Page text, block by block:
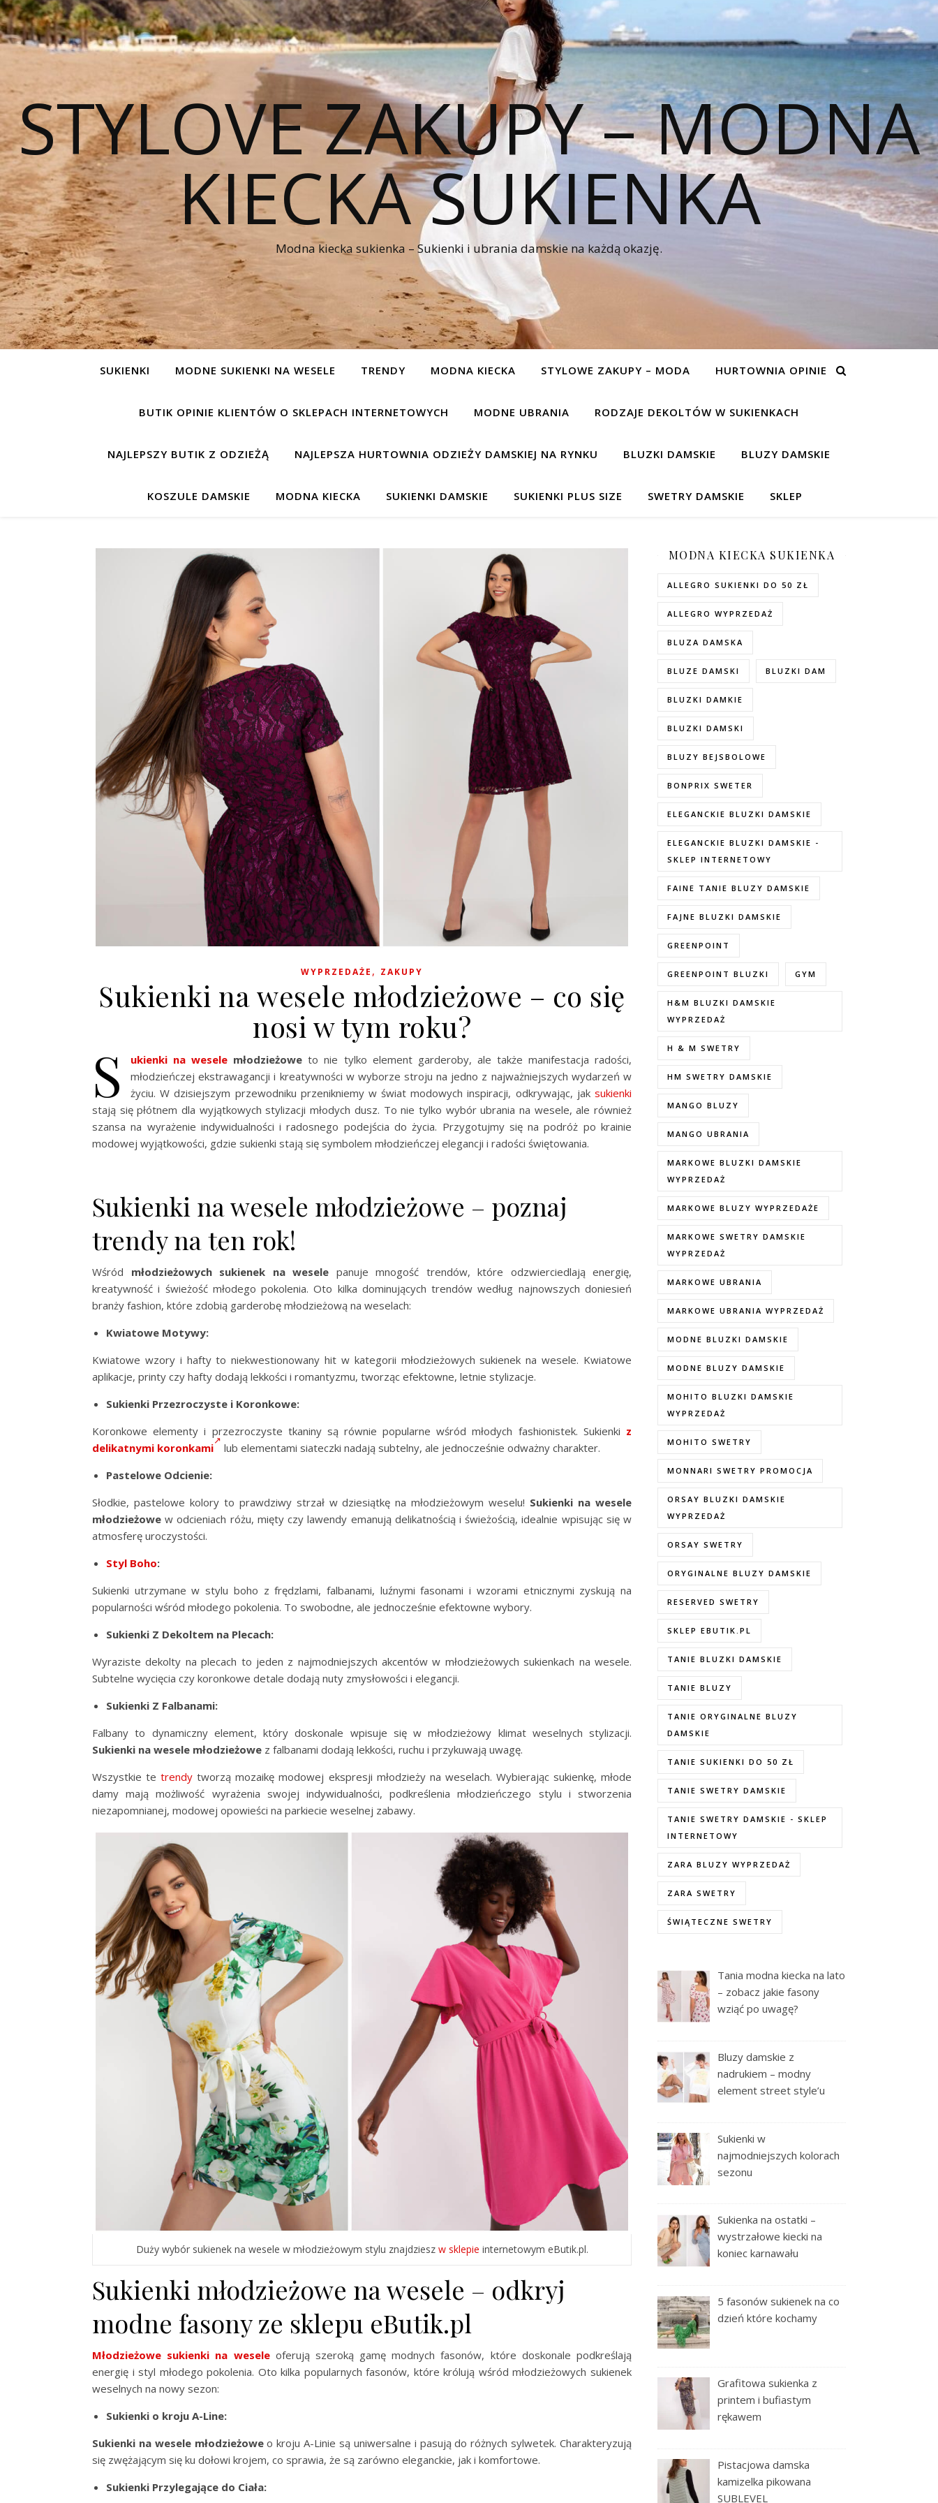
STYLOVE ZAKUPY – MODNA
KIECKA SUKIENKA
Modna kiecka sukienka – Sukienki i ubrania damskie na każdą okazję.
SUKIENKI MODNE SUKIENKI NA WESELE TRENDY MODNA KIECKA STYLOWE ZAKUPY – MODA HURTOWNIA OPINIE
BUTIK OPINIE KLIENTÓW O SKLEPACH INTERNETOWYCH MODNE UBRANIA RODZAJE DEKOLTÓW W SUKIENKACH
NAJLEPSZY BUTIK Z ODZIEŻĄ NAJLEPSZA HURTOWNIA ODZIEŻY DAMSKIEJ NA RYNKU BLUZKI DAMSKIE BLUZY DAMSKIE
KOSZULE DAMSKIE MODNA KIECKA SUKIENKI DAMSKIE SUKIENKI PLUS SIZE SWETRY DAMSKIE SKLEP
WYPRZEDAŻE , ZAKUPY
Sukienki na wesele młodzieżowe – co się
nosi w tym roku?
S ukienki na wesele młodzieżowe to nie tylko element garderoby, ale także manifestacja radości,
młodzieńczej ekstrawagancji i kreatywności w wyborze stroju na jedno z najważniejszych wydarzeń w
życiu. W dzisiejszym przewodniku przenikniemy w świat modowych inspiracji, odkrywając, jak sukienki
stają się płótnem dla wyjątkowych stylizacji młodych dusz. To nie tylko wybór ubrania na wesele, ale również
szansa na wyrażenie indywidualności i radosnego podejścia do życia. Przygotujmy się na podróż po krainie
modowej wyjątkowości, gdzie sukienki stają się symbolem młodzieńczej elegancji i radości świętowania.
Sukienki na wesele młodzieżowe – poznaj
trendy na ten rok!
Wśród młodzieżowych sukienek na wesele panuje mnogość trendów, które odzwierciedlają energię,
kreatywność i świeżość młodego pokolenia. Oto kilka dominujących trendów według najnowszych doniesień
branży fashion, które zdobią garderobę młodzieżową na weselach:
Kwiatowe Motywy:
Kwiatowe wzory i hafty to niekwestionowany hit w kategorii młodzieżowych sukienek na wesele. Kwiatowe
aplikacje, printy czy hafty dodają lekkości i romantyzmu, tworząc efektowne, letnie stylizacje.
Sukienki Przezroczyste i Koronkowe:
Koronkowe elementy i przezroczyste tkaniny są równie popularne wśród młodych fashionistek. Sukienki z
delikatnymi koronkami
lub elementami siateczki nadają subtelny, ale jednocześnie odważny charakter.
Pastelowe Odcienie:
Słodkie, pastelowe kolory to prawdziwy strzał w dziesiątkę na młodzieżowym weselu! Sukienki na wesele
młodzieżowe w odcieniach różu, mięty czy lawendy emanują delikatnością i świeżością, idealnie wpisując się w
atmosferę uroczystości.
Styl Boho:
Sukienki utrzymane w stylu boho z frędzlami, falbanami, luźnymi fasonami i wzorami etnicznymi zyskują na
popularności wśród młodego pokolenia. To swobodne, ale jednocześnie efektowne wybory.
Sukienki Z Dekoltem na Plecach:
Wyraziste dekolty na plecach to jeden z najmodniejszych akcentów w młodzieżowych sukienkach na wesele.
Subtelne wycięcia czy koronkowe detale dodają nuty zmysłowości i elegancji.
Sukienki Z Falbanami:
Falbany to dynamiczny element, który doskonale wpisuje się w młodzieżowy klimat weselnych stylizacji.
Sukienki na wesele młodzieżowe z falbanami dodają lekkości, ruchu i przykuwają uwagę.
Wszystkie tetrendy tworzą mozaikę modowej ekspresji młodzieży na weselach. Wybierając sukienkę, młode
damy mają możliwość wyrażenia swojej indywidualności, podkreślenia młodzieńczego stylu i stworzenia
niezapomnianej, modowej opowieści na parkiecie weselnej zabawy.
Duży wybór sukienek na wesele w młodzieżowym stylu znajdziesz w sklepie internetowym eButik.pl.
Sukienki młodzieżowe na wesele – odkryj
modne fasony ze sklepu eButik.pl
Młodzieżowe sukienki na weseleoferują szeroką gamę modnych fasonów, które doskonale podkreślają
energię i styl młodego pokolenia. Oto kilka popularnych fasonów, które królują wśród młodzieżowych sukienek
weselnych na nowy sezon:
Sukienki o kroju A-Line:
Sukienki na wesele młodzieżoweo kroju A-Linie są uniwersalne i pasują do różnych sylwetek. Charakteryzują
się zwężającym się ku dołowi krojem, co sprawia, że są zarówno eleganckie, jak i komfortowe.
Sukienki Przylegające do Ciała:
MODNA KIECKA SUKIENKA
ALLEGRO SUKIENKI DO 50 ZŁ
ALLEGRO WYPRZEDAŻ
BLUZA DAMSKA
BLUZE DAMSKI BLUZKI DAM
BLUZKI DAMKIE
BLUZKI DAMSKI
BLUZY BEJSBOLOWE
BONPRIX SWETER
ELEGANCKIE BLUZKI DAMSKIE
ELEGANCKIE BLUZKI DAMSKIE -
SKLEP INTERNETOWY
FAINE TANIE BLUZY DAMSKIE
FAJNE BLUZKI DAMSKIE
GREENPOINT
GREENPOINT BLUZKI GYM
H&M BLUZKI DAMSKIE
WYPRZEDAŻ
H & M SWETRY
HM SWETRY DAMSKIE
MANGO BLUZY
MANGO UBRANIA
MARKOWE BLUZKI DAMSKIE
WYPRZEDAŻ
MARKOWE BLUZY WYPRZEDAŻE
MARKOWE SWETRY DAMSKIE
WYPRZEDAŻ
MARKOWE UBRANIA
MARKOWE UBRANIA WYPRZEDAŻ
MODNE BLUZKI DAMSKIE
MODNE BLUZY DAMSKIE
MOHITO BLUZKI DAMSKIE
WYPRZEDAŻ
MOHITO SWETRY
MONNARI SWETRY PROMOCJA
ORSAY BLUZKI DAMSKIE
WYPRZEDAŻ
ORSAY SWETRY
ORYGINALNE BLUZY DAMSKIE
RESERVED SWETRY
SKLEP EBUTIK.PL
TANIE BLUZKI DAMSKIE
TANIE BLUZY
TANIE ORYGINALNE BLUZY
DAMSKIE
TANIE SUKIENKI DO 50 ZŁ
TANIE SWETRY DAMSKIE
TANIE SWETRY DAMSKIE - SKLEP
INTERNETOWY
ZARA BLUZY WYPRZEDAŻ
ZARA SWETRY
ŚWIĄTECZNE SWETRY
Tania modna kiecka na lato
– zobacz jakie fasony
wziąć po uwagę?
Bluzy damskie z
nadrukiem – modny
element street style’u
Sukienki w
najmodniejszych kolorach
sezonu
Sukienka na ostatki –
wystrzałowe kiecki na
koniec karnawału
5 fasonów sukienek na co
dzień które kochamy
Grafitowa sukienka z
printem i bufiastym
rękawem
Pistacjowa damska
kamizelka pikowana
SUBLEVEL